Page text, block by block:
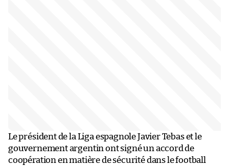
Le président de la Liga espagnole Javier Tebas et le
gouvernement argentin ont signé un accord de
coopération en matière de sécurité dans le football